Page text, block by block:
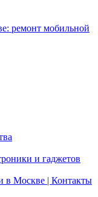
ремонт мобильной
и гаджетов
в Москве | Контакты